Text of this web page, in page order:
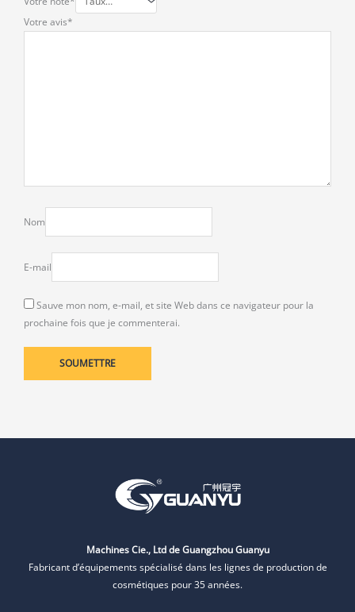
Votre avis*
Nom
E-mail
Sauve mon nom, e-mail, et site Web dans ce navigateur pour la
prochaine fois que je commenterai.
Machines Cie., Ltd de Guangzhou Guanyu
Fabricant d’équipements spécialisé dans les lignes de production de
cosmétiques pour 35 années.